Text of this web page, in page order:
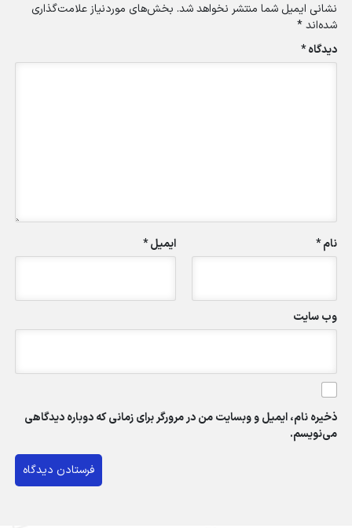
نشانی ایمیل شما منتشر نخواهد شد. بخش‌های موردنیاز علامت‌گذاری
شده‌اند*
دیدگاه*
نام* ایمیل*
وب‌ سایت
ذخیره نام، ایمیل و وبسایت من در مرورگر برای زمانی که دوباره دیدگاهی
می‌نویسم.